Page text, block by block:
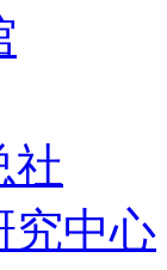
社
究中心